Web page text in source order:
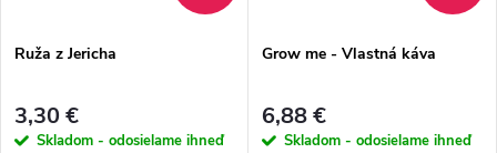
Ruža z Jericha
3,30 €
Skladom - odosielame ihneď
Grow me - Vlastná káva
6,88 €
Skladom - odosielame ihneď